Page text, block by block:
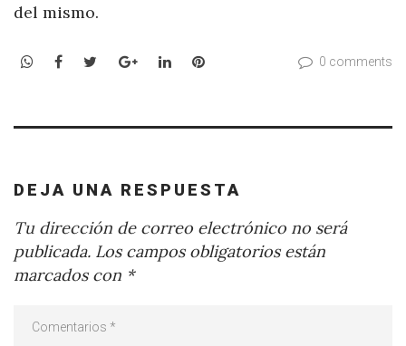
del mismo.
WhatsApp
Facebook
TwitterGoogle+LinkedInPinterest 0 comments
DEJA UNA RESPUESTA
Tu dirección de correo electrónico no será
publicada. Los campos obligatorios están
marcados con *